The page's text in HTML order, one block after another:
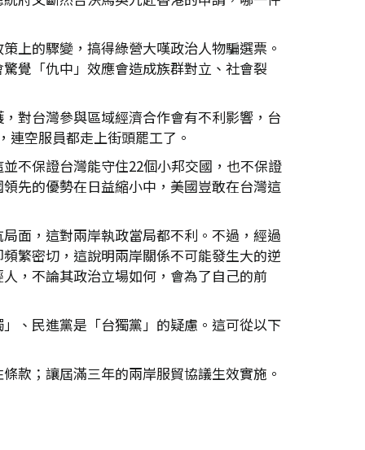
上的驟變，搞得綠營大嘆政治人物騙選票。
覺「仇中」效應會造成族群對立、社會裂
對台灣參與區域經濟合作會有不利影響，台
空服員都走上街頭罷工了。
不保證台灣能守住22個小邦交國，也不保證
先的優勢在日益縮小中，美國豈敢在台灣這
面，這對兩岸執政當局都不利。不過，經過
繁密切，這說明兩岸關係不可能發生大的逆
，不論其政治立場如何，會為了自己的前
、民進黨是「台獨黨」的疑慮。這可從以下
款；讓屆滿三年的兩岸服貿協議生效實施。